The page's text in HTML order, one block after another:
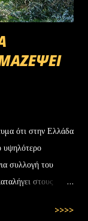
ότι στην Ελλάδα
υψηλότερο
συλλογή του
στους
του 1.000.000>>>>